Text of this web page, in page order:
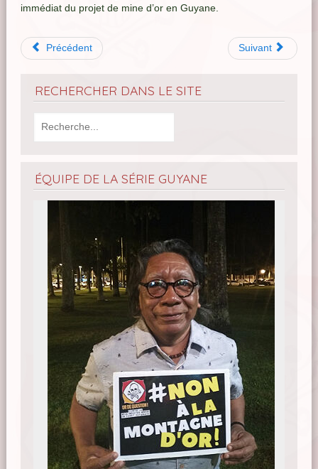
immédiat du projet de mine d’or en Guyane.
Précédent Suivant
RECHERCHER DANS LE SITE
ÉQUIPE DE LA SÉRIE GUYANE